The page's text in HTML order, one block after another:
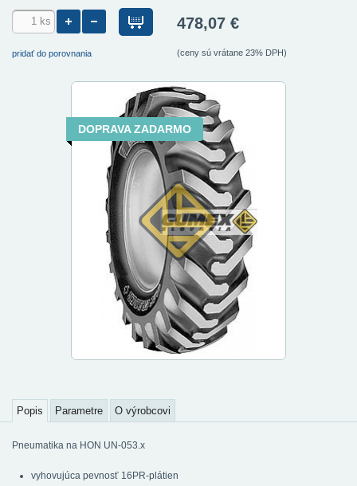
pridať do porovnania
478,07 €
(ceny sú vrátane 23% DPH)
DOPRAVA ZADARMO
Popis Parametre O výrobcovi
Pneumatika na HON UN-053.x
vyhovujúca pevnosť 16PR-plátien